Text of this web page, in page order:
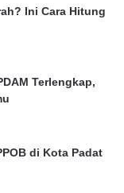
Ini Cara Hitung
Terlengkap,
di Kota Padat